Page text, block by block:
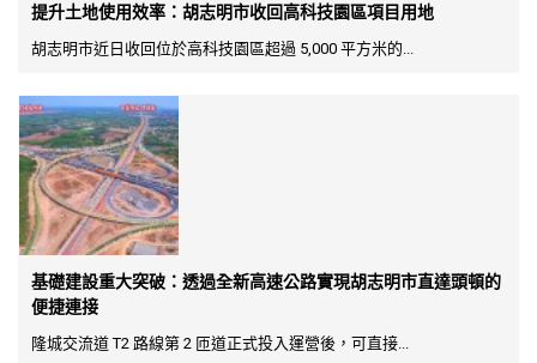
提升土地使用效率：胡志明市收回高科技園區項目用地
胡志明市近日收回位於高科技園區超過 5,000 平方米的...
基礎建設重大突破：透過全新高速公路實現胡志明市直達頭頓的
便捷連接
隆城交流道 T2 路線第 2 匝道正式投入運營後，可直接...